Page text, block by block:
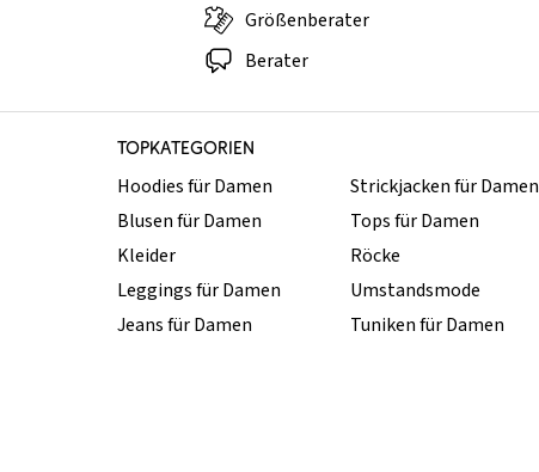
Größenberater
Berater
TOPKATEGORIEN
Hoodies für Damen
Blusen für Damen
Kleider
Leggings für Damen
Jeans für Damen
Strickjacken für Damen
Tops für Damen
Röcke
Umstandsmode
Tuniken für Damen